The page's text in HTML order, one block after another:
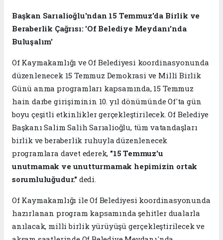
Başkan Sarıalioğlu'ndan 15 Temmuz'da Birlik ve
Beraberlik Çağrısı: 'Of Belediye Meydanı'nda
Buluşalım'
Of Kaymakamlığı ve Of Belediyesi koordinasyonunda
düzenlenecek 15 Temmuz Demokrasi ve Millî Birlik
Günü anma programları kapsamında, 15 Temmuz
hain darbe girişiminin 10. yıl dönümünde Of'ta gün
boyu çeşitli etkinlikler gerçekleştirilecek. Of Belediye
Başkanı Salim Salih Sarıalioğlu, tüm vatandaşları
birlik ve beraberlik ruhuyla düzenlenecek
programlara davet ederek, "15 Temmuz'u
unutmamak ve unutturmamak hepimizin ortak
sorumluluğudur." dedi.
Of Kaymakamlığı ile Of Belediyesi koordinasyonunda
hazırlanan program kapsamında şehitler dualarla
anılacak, milli birlik yürüyüşü gerçekleştirilecek ve